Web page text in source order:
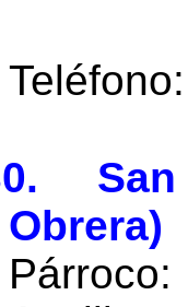
C.P.
San
Obrera)